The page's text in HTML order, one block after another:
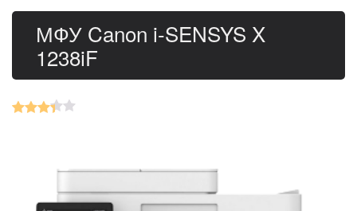
МФУ Canon i-SENSYS X
1238iF